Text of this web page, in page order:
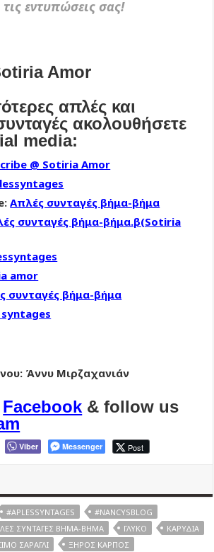
εντυπώσεις σας!
Amor
απλές και
ακολουθήσετε
media:
@ Sotiria Amor
Απλές συνταγές βήμα-βήμα
συνταγές βήμα-βήμα.β(Sotiria
amor
συνταγές βήμα-βήμα
Άννυ Μιρζαχανιάν
Facebook & follow us
Viber Messenger Post
#APLESSYNTAGES
#NANCYSBLOG
ΣΥΝΤΑΓΈΣ ΒΉΜΑ-ΒΉΜΑ ΓΛΥΚΌ
ΚΑΡΎΔΙΑ
ΣΑΡΑΓΛΊ
ΞΗΡΌΣ ΚΑΡΠΌΣ